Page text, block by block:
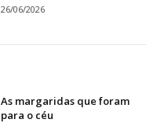
26/06/2026
As margaridas que foram
para o céu